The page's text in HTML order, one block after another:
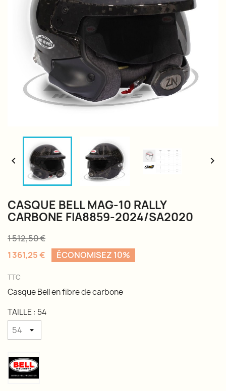
 
CASQUE BELL MAG-10 RALLY
CARBONE FIA8859-2024/SA2020
1 512,50 €
1 361,25 €
ÉCONOMISEZ 10%
TTC
Casque Bell en fibre de carbone
TAILLE : 54